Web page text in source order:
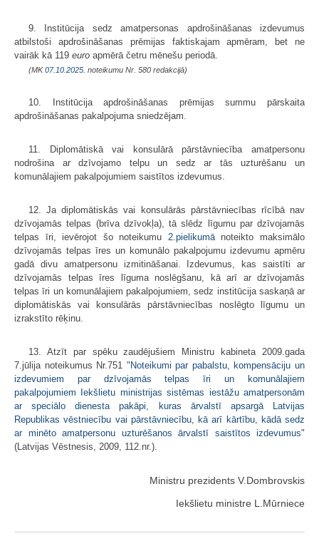
9. Institūcija sedz amatpersonas apdrošināšanas izdevumus
atbilstoši apdrošināšanas prēmijas faktiskajam apmēram, bet ne
vairāk kā 119 euro apmērā četru mēnešu periodā.
(MK07.10.2025. noteikumu Nr. 580 redakcijā)
10. Institūcija apdrošināšanas prēmijas summu pārskaita
apdrošināšanas pakalpojuma sniedzējam.
11. Diplomātiskā vai konsulārā pārstāvniecība amatpersonu
nodrošina ar dzīvojamo telpu un sedz ar tās uzturēšanu un
komunālajiem pakalpojumiem saistītos izdevumus.
12. Ja diplomātiskās vai konsulārās pārstāvniecības rīcībā nav
dzīvojamās telpas (brīva dzīvokļa), tā slēdz līgumu par dzīvojamās
telpas īri, ievērojot šo noteikumu 2.pielikumānoteikto maksimālo
dzīvojamās telpas īres un komunālo pakalpojumu izdevumu apmēru
gadā divu amatpersonu izmitināšanai. Izdevumus, kas saistīti ar
dzīvojamās telpas īres līguma noslēgšanu, kā arī ar dzīvojamās
telpas īri un komunālajiem pakalpojumiem, sedz institūcija saskaņā ar
diplomātiskās vai konsulārās pārstāvniecības noslēgto līgumu un
izrakstīto rēķinu.
13. Atzīt par spēku zaudējušiem Ministru kabineta 2009.gada
7.jūlija noteikumus Nr.751 " Noteikumi par pabalstu, kompensāciju un
izdevumiem par dzīvojamās telpas īri un komunālajiem
pakalpojumiem Iekšlietu ministrijas sistēmas iestāžu amatpersonām
ar speciālo dienesta pakāpi, kuras ārvalstī apsargā Latvijas
Republikas vēstniecību vai pārstāvniecību, kā arī kārtību, kādā sedz
ar minēto amatpersonu uzturēšanos ārvalstī saistītos izdevumus"
(Latvijas Vēstnesis, 2009, 112.nr.).
Ministru prezidents V.Dombrovskis
Iekšlietu ministre L.Mūrniece